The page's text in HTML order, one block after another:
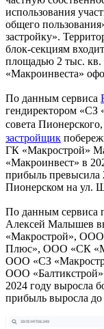
использования
общего
застройку».
блок-секциям
площадью 2 тыс. кв.
«Макроинвеста»
По данным сервиса
гендиректором «СЗ
совета Пионерского,
застройщик
ГК «Макрострой»
«Макроинвест» в
прибыль превысила
Пионерском на ул.
По данным сервиса
Алексей Малышев
«Макрострой»,
Плюс», ООО «СК
ООО «СЗ
ООО
2024 году выросла
прибыль выросла